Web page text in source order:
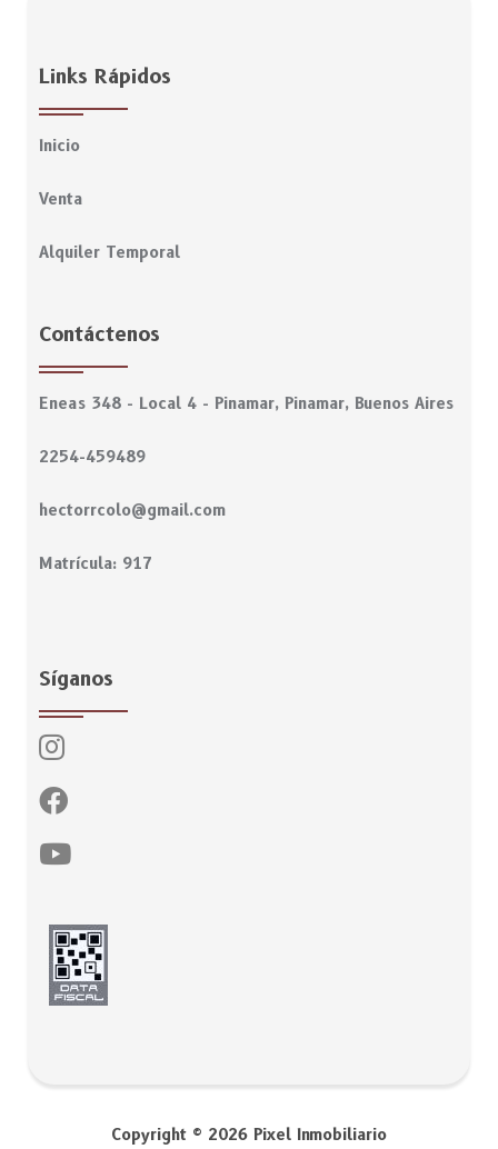
Links Rápidos
Inicio
Venta
Alquiler Temporal
Contáctenos
Eneas 348 - Local 4 - Pinamar, Pinamar, Buenos Aires
2254-459489
hectorrcolo@gmail.com
Matrícula: 917
Síganos
Copyright © 2026 Pixel Inmobiliario